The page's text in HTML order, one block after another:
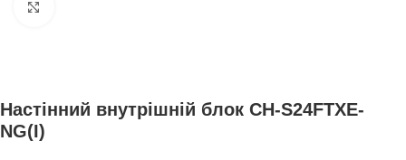
Настінний внутрішній блок CH-S24FTXE-
NG(I)